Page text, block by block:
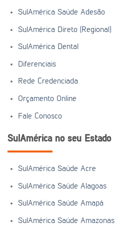
SulAmérica Saúde Adesão
SulAmérica Direto (Regional)
SulAmérica Dental
Diferenciais
Rede Credenciada
Orçamento Online
Fale Conosco
SulAmérica no seu Estado
SulAmérica Saúde Acre
SulAmérica Saúde Alagoas
SulAmérica Saúde Amapá
SulAmérica Saúde Amazonas